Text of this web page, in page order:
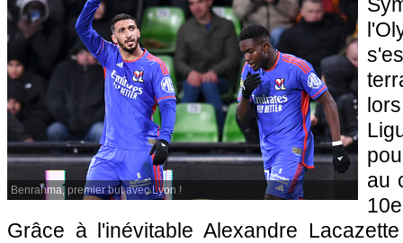
Benrahma, premier but avec Lyon !
au
Grâce à l'inévitable Alexandre